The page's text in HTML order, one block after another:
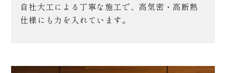
自社大工による丁寧な施工で、高気密・高断熱
仕様にも力を入れています。